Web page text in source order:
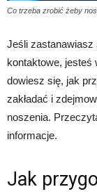
Co trzeba zrobić żeby
Jeśli
kontaktowe, jesteś
dowiesz się, jak
zakładać i
noszenia.
informacje.
Jak